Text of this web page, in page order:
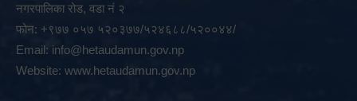
नगरपालिका रोड, वडा नं २
फोन: +९७७ ०५७ ५२०३७७/५२४६८८/५२००४४/
Email: info@hetaudamun.gov.np
Website: www.hetaudamun.gov.np